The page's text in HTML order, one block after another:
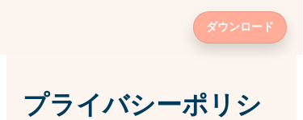
プライバシーポリシ